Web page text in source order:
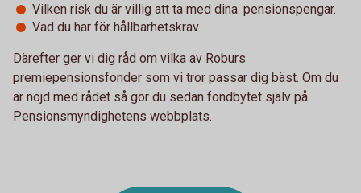
Vilken risk du är villig att ta med dina. pensionspengar.
Vad du har för hållbarhetskrav.
Därefter ger vi dig råd om vilka av Roburs
premiepensionsfonder som vi tror passar dig bäst. Om du
är nöjd med rådet så gör du sedan fondbytet själv på
Pensionsmyndighetens webbplats.